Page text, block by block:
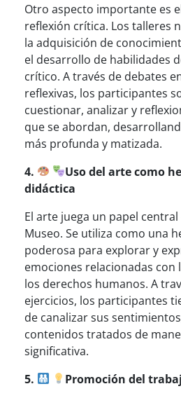
Otro aspecto importante es
reflexión crítica. Los talleres
la adquisición de
el desarrollo de habilidades
crítico. A través de debates
reflexivas, los participantes
cuestionar, analizar y
que se abordan,
más profunda y matizada.
4.
Uso del arte como
didáctica
El arte juega un papel
Museo. Se utiliza como una
poderosa para explorar y
emociones relacionadas con
los derechos humanos. A
ejercicios, los participantes
de canalizar sus
contenidos tratados de
significativa.
5.
Promoción del